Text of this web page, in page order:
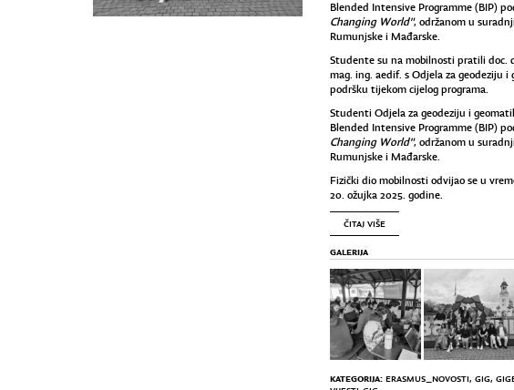
Blended Intensive Programme (BIP)
Changing World", održanom u
Rumunjske i Mađarske.
Studente su na mobilnosti pratili doc.
mag. ing. aedif. s Odjela za geodeziju
podršku tijekom cijelog programa.
Studenti Odjela za geodeziju i
Blended Intensive Programme (BIP)
Changing World", održanom u
Rumunjske i Mađarske.
Fizički dio mobilnosti odvijao se u
20. ožujka 2025. godine.
ČITAJ VIŠE
GALERIJA
KATEGORIJA: ERASMUS_NOVOSTI, GIG,